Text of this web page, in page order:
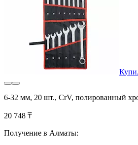
6-32 мм, 20 шт., CrV, полированный
20 748 ₸
Получение в Алматы: